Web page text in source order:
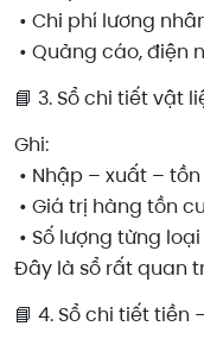
• Chi phí lương
• Quảng cáo, điện
📘 3. Sổ chi tiết vật
Ghi:
• Nhập – xuất –
• Giá trị hàng tồn
• Số lượng từng
Đây là sổ rất quan
📘 4. Sổ chi tiết tiền